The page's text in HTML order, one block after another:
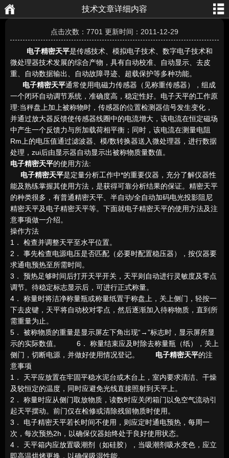
技术文章详细内容
点击次数：7701 更新时间：2011-12-29
电子精密天平是传感技术、模拟电子技术、数字电子技术和
微处理器技术发展的综合产物，具有自动校准、自动显示、去皮
重、自动数据输出、自动故障寻迹、超载保护等多种功能。
电子精密天平通常使用电磁力传感器（见称重传感器），组成
一个闭环自动调节系统，准确度高，稳定性好。电子天平的工作原
理:当秤盘上加上被称物时，传感器的位置检测器信号发生变化，
并通过放大器反馈使传感器线圈中的电流增大，该电流在恒定磁场
中产生一个反馈力与所加载荷相平衡；同时，该电流在测量电阻
Rm上的电压值通过滤波器、模/数转换器送入微处理器，进行数据
处理，zui后由显示器自动显示出被称物质量数值。
电子精密天平的使用方法:
电子精密天平是定量分析工作中*的重要仪器，充分了解仪器性
能及熟练掌握其使用方法，是获得可靠分析结果的保证。精密天平
的种类很多，有普通精密天平、半自动/全自动加码电光投影阻尼
精密天平及电子精密天平等。下面就电子精密天平的使用方法及注
意事项做一介绍。
操作方法
1． 检查并调整天平至水平位置。
2． 事先检查电源电压是否匹配（必要时配置稳压器），按仪器要
求通电预热至所需时间。
3． 预热足够时间后打开天平开关，天平则自动进行灵敏度及零点
调节。待稳定标志显示后，可进行正式称量。
4． 称量时将洁净称量瓶或称量纸置于称盘上，关上侧门，轻按一
下去皮键，天平将自动校对零点，然后逐渐加入待称物质，直到所
需重量为止。
5． 被称物质的重量是显示屏左下角出现“→”标志时，显示屏所显
示的实际数值。 6． 称量结束应及时除去称量瓶（纸），关上
侧门，切断电源，并做好使用情况登记。 电子精密天平的注
意事项
1． 天平应放置在牢固平稳水泥台或木台上，室内要求清洁、干燥
及较恒定的温度，同时应避免光线直接照射到天平上。
2． 称量时应从侧门取放物质，读数时应关闭箱门以免空气流动引
起天平摆动。前门仅在检修或清除残留物质时使用。
3． 电子精密天平若长时间不使用，则应定时通电预热，每周一
次，每次预热2h，以确保仪器始终处于良好使用状态。
4． 天平箱内应放置吸潮剂（如硅胶），当吸潮剂吸水变色，应立
即高温烘烤更换，以确保吸湿性能。